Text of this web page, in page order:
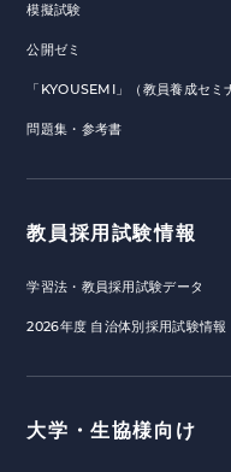
模擬試験
公開ゼミ
「KYOUSEMI」（教員養成セミ
問題集・参考書
教員採用試験情報
学習法・教員採用試験データ
2026年度 自治体別採用試験情報
大学・生協様向け